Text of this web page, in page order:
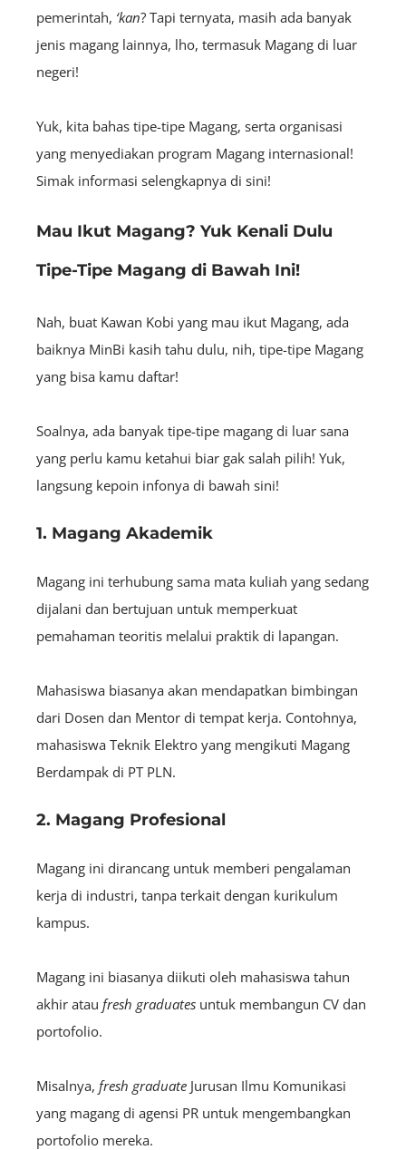
pemerintah, ‘kan? Tapi ternyata, masih ada banyak
jenis magang lainnya, lho, termasuk Magang di luar
negeri!
Yuk, kita bahas tipe-tipe Magang, serta organisasi
yang menyediakan program Magang internasional!
Simak informasi selengkapnya di sini!
Mau Ikut Magang? Yuk Kenali Dulu
Tipe-Tipe Magang di Bawah Ini!
Nah, buat Kawan Kobi yang mau ikut Magang, ada
baiknya MinBi kasih tahu dulu, nih, tipe-tipe Magang
yang bisa kamu daftar!
Soalnya, ada banyak tipe-tipe magang di luar sana
yang perlu kamu ketahui biar gak salah pilih! Yuk,
langsung kepoin infonya di bawah sini!
1. Magang Akademik
Magang ini terhubung sama mata kuliah yang sedang
dijalani dan bertujuan untuk memperkuat
pemahaman teoritis melalui praktik di lapangan.
Mahasiswa biasanya akan mendapatkan bimbingan
dari Dosen dan Mentor di tempat kerja. Contohnya,
mahasiswa Teknik Elektro yang mengikuti Magang
Berdampak di PT PLN.
2. Magang Profesional
Magang ini dirancang untuk memberi pengalaman
kerja di industri, tanpa terkait dengan kurikulum
kampus.
Magang ini biasanya diikuti oleh mahasiswa tahun
akhir atau fresh graduates untuk membangun CV dan
portofolio.
Misalnya, fresh graduate Jurusan Ilmu Komunikasi
yang magang di agensi PR untuk mengembangkan
portofolio mereka.